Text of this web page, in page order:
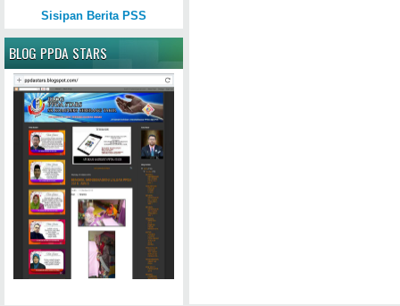
Sisipan Berita PSS
BLOG PPDA STARS